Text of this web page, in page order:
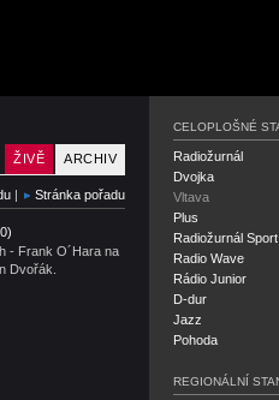
Český rozhlas Vltava
ARCHIV
ŽIVĚ
| Stránka pořadu
- Frank O´Hara na
Dvořák.
CELOPLOŠNÉ
Radiožurnál
Dvojka
Vltava
Plus
Radiožurnál Sport
Radio Wave
Rádio Junior
D-dur
Jazz
Pohoda
REGIONÁLNÍ